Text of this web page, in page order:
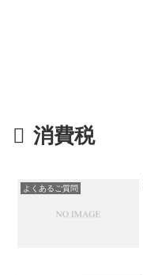
消費税
よくあるご質問